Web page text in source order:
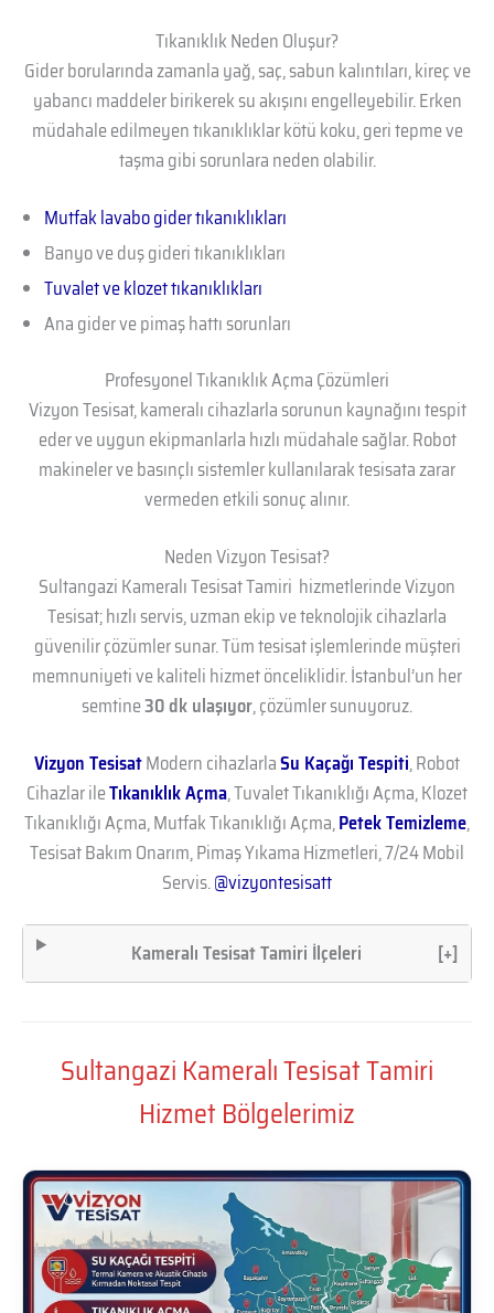
Tıkanıklık Neden Oluşur?
Gider borularında zamanla yağ, saç, sabun kalıntıları, kireç ve
yabancı maddeler birikerek su akışını engelleyebilir. Erken
müdahale edilmeyen tıkanıklıklar kötü koku, geri tepme ve
taşma gibi sorunlara neden olabilir.
Mutfak lavabo gider tıkanıklıkları
Banyo ve duş gideri tıkanıklıkları
Tuvalet ve klozet tıkanıklıkları
Ana gider ve pimaş hattı sorunları
Profesyonel Tıkanıklık Açma Çözümleri
Vizyon Tesisat, kameralı cihazlarla sorunun kaynağını tespit
eder ve uygun ekipmanlarla hızlı müdahale sağlar. Robot
makineler ve basınçlı sistemler kullanılarak tesisata zarar
vermeden etkili sonuç alınır.
Neden Vizyon Tesisat?
Sultangazi Kameralı Tesisat Tamiri hizmetlerinde Vizyon
Tesisat; hızlı servis, uzman ekip ve teknolojik cihazlarla
güvenilir çözümler sunar. Tüm tesisat işlemlerinde müşteri
memnuniyeti ve kaliteli hizmet önceliklidir. İstanbul’un her
semtine30 dk ulaşıyor, çözümler sunuyoruz.
Vizyon TesisatModern cihazlarlaSu Kaçağı Tespiti, Robot
Cihazlar ileTıkanıklık Açma, Tuvalet Tıkanıklığı Açma, Klozet
Tıkanıklığı Açma, Mutfak Tıkanıklığı Açma,Petek Temizleme,
Tesisat Bakım Onarım, Pimaş Yıkama Hizmetleri, 7/24 Mobil
Servis.@vizyontesisatt
Kameralı Tesisat Tamiri İlçeleri [+]
Sultangazi Kameralı Tesisat Tamiri
Hizmet Bölgelerimiz